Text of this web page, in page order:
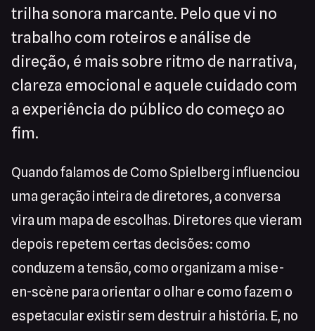
trilha sonora marcante. Pelo que vi no
trabalho com roteiros e análise de
direção, é mais sobre ritmo de narrativa,
clareza emocional e aquele cuidado com
a experiência do público do começo ao
fim.
Quando falamos de Como Spielberg influenciou
uma geração inteira de diretores, a conversa
vira um mapa de escolhas. Diretores que vieram
depois repetem certas decisões: como
conduzem a tensão, como organizam a mise-
en-scène para orientar o olhar e como fazem o
espetacular existir sem destruir a história. E, no